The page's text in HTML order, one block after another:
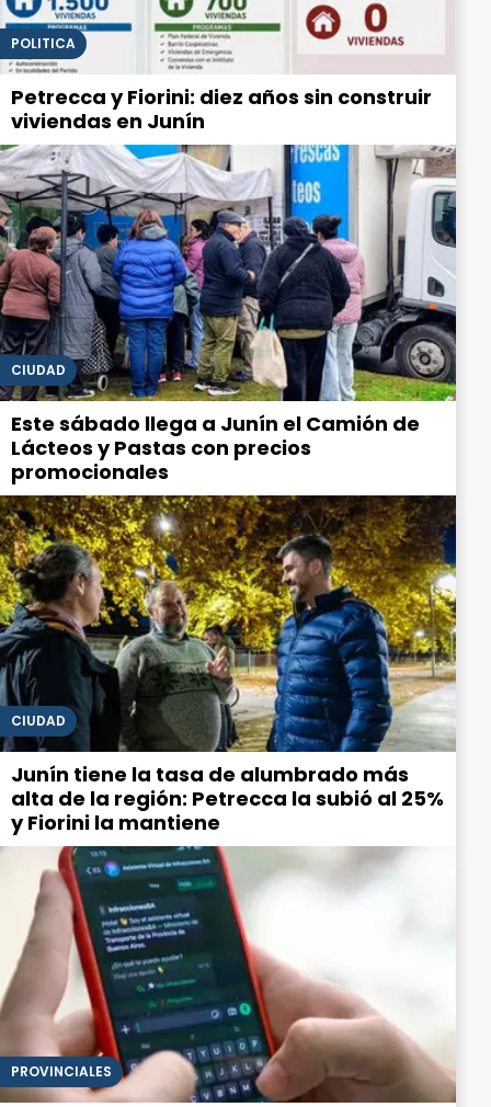
POLITICA
Petrecca y Fiorini: diez años sin construir
viviendas en Junín
CIUDAD
Este sábado llega a Junín el Camión de
Lácteos y Pastas con precios
promocionales
CIUDAD
Junín tiene la tasa de alumbrado más
alta de la región: Petrecca la subió al 25%
y Fiorini la mantiene
PROVINCIALES